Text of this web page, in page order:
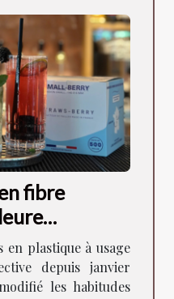
fibre
en
plastique à usage
depuis janvier
les habitudes